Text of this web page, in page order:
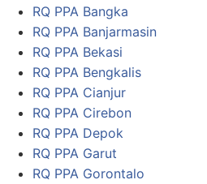
RQ PPA Bangka
RQ PPA Banjarmasin
RQ PPA Bekasi
RQ PPA Bengkalis
RQ PPA Cianjur
RQ PPA Cirebon
RQ PPA Depok
RQ PPA Garut
RQ PPA Gorontalo